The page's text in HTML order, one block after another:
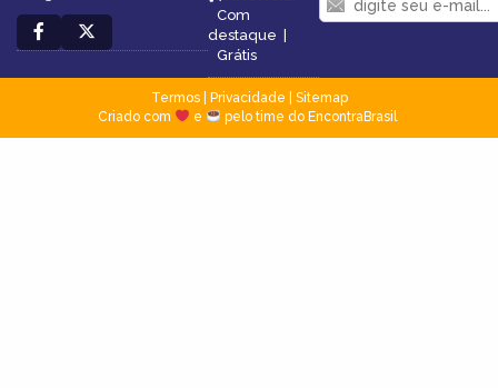
Com
destaque
Grátis
Termos| Privacidade
Sitemap
Criado com
e pelo time do EncontraBrasil